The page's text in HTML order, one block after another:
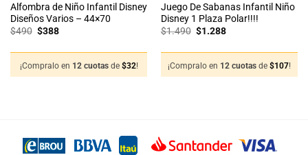
Alfombra de Niño Infantil Disney
Diseños Varios – 44×70
$490 El
$490.
$388El
$388.
¡Compralo en 12 cuotas de $32!
Juego De Sabanas Infantil Niño
Disney 1 Plaza Polar!!!!
$1.490 El
$1.490.
$1.288El
$1.288.
¡Compralo en 12 cuotas de $107!